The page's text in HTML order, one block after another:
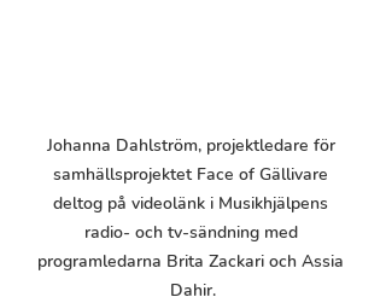
Johanna Dahlström, projektledare för
samhällsprojektet Face of Gällivare
deltog på videolänk i Musikhjälpens
radio- och tv-sändning med
programledarna Brita Zackari och Assia
Dahir.